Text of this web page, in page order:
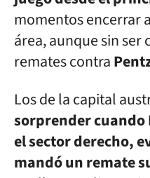
momentos encerrar
área, aunque sin
remates contra
Los de la capital
sorprender cuando
el sector derecho,
mandó un remate